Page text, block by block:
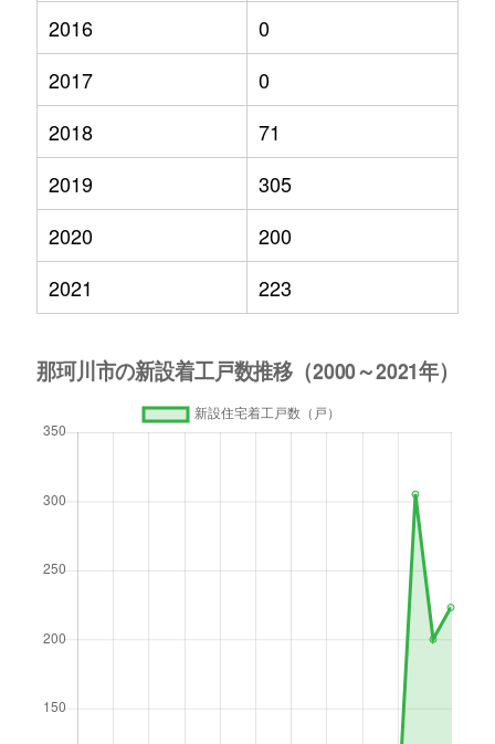
2016
0
2017
0
2018
71
2019
305
2020
200
2021
223